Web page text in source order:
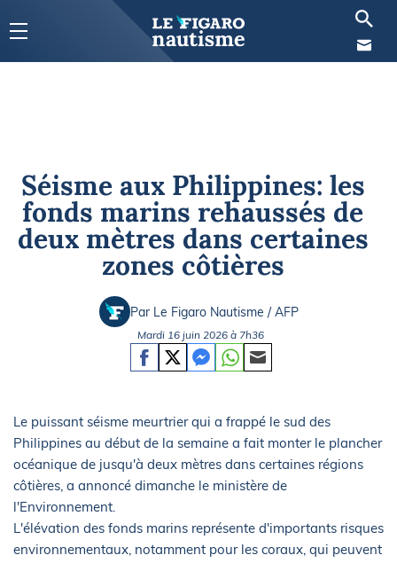
Séisme aux Philippines: les
fonds marins rehaussés de
deux mètres dans certaines
zones côtières
Par Le Figaro Nautisme / AFP
Mardi 16 juin 2026 à 7h36
Le puissant séisme meurtrier qui a frappé le sud des
Philippines au début de la semaine a fait monter le plancher
océanique de jusqu'à deux mètres dans certaines régions
côtières, a annoncé dimanche le ministère de
l'Environnement.
L'élévation des fonds marins représente d'importants risques
environnementaux, notamment pour les coraux, qui peuvent